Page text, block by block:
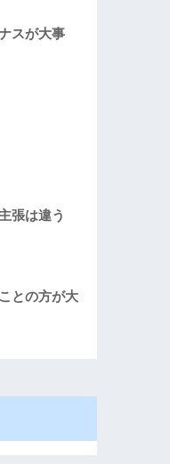
スが大事
張は違う
との方が大